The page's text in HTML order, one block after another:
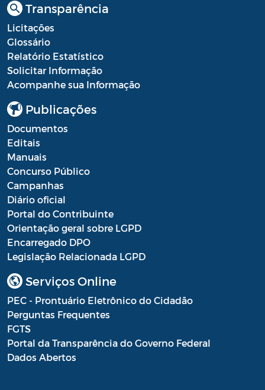
Transparência
Licitações
Glossário
Relatório Estatístico
Solicitar Informação
Acompanhe sua Informação
Publicações
Documentos
Editais
Manuais
Concurso Público
Campanhas
Diário oficial
Portal do Contribuinte
Orientação geral sobre LGPD
Encarregado DPO
Legislação Relacionada LGPD
Serviços Online
PEC - Prontuário Eletrônico do Cidadão
Perguntas Frequentes
FGTS
Portal da Transparência do Governo Federal
Dados Abertos